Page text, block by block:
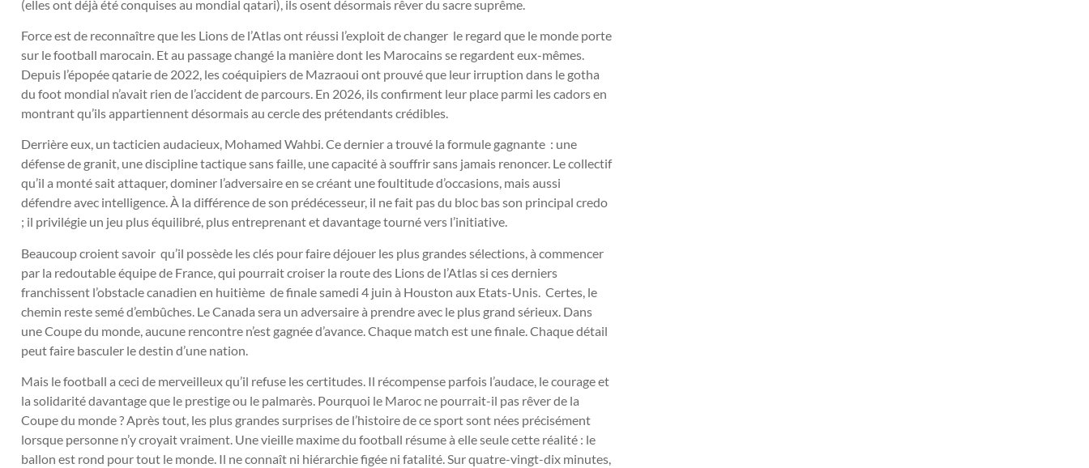
(elles ont déjà été conquises au mondial qatari), ils osent désormais rêver du sacre suprême.
Force est de reconnaître que les Lions de l’Atlas ont réussi l’exploit de changer le regard que le monde porte
sur le football marocain. Et au passage changé la manière dont les Marocains se regardent eux-mêmes.
Depuis l’épopée qatarie de 2022, les coéquipiers de Mazraoui ont prouvé que leur irruption dans le gotha
du foot mondial n’avait rien de l’accident de parcours. En 2026, ils confirment leur place parmi les cadors en
montrant qu’ils appartiennent désormais au cercle des prétendants crédibles.
Derrière eux, un tacticien audacieux, Mohamed Wahbi. Ce dernier a trouvé la formule gagnante : une
défense de granit, une discipline tactique sans faille, une capacité à souffrir sans jamais renoncer. Le collectif
qu’il a monté sait attaquer, dominer l’adversaire en se créant une foultitude d’occasions, mais aussi
défendre avec intelligence. À la différence de son prédécesseur, il ne fait pas du bloc bas son principal credo
; il privilégie un jeu plus équilibré, plus entreprenant et davantage tourné vers l’initiative.
Beaucoup croient savoir qu’il possède les clés pour faire déjouer les plus grandes sélections, à commencer
par la redoutable équipe de France, qui pourrait croiser la route des Lions de l’Atlas si ces derniers
franchissent l’obstacle canadien en huitième de finale samedi 4 juin à Houston aux Etats-Unis. Certes, le
chemin reste semé d’embûches. Le Canada sera un adversaire à prendre avec le plus grand sérieux. Dans
une Coupe du monde, aucune rencontre n’est gagnée d’avance. Chaque match est une finale. Chaque détail
peut faire basculer le destin d’une nation.
Mais le football a ceci de merveilleux qu’il refuse les certitudes. Il récompense parfois l’audace, le courage et
la solidarité davantage que le prestige ou le palmarès. Pourquoi le Maroc ne pourrait-il pas rêver de la
Coupe du monde ? Après tout, les plus grandes surprises de l’histoire de ce sport sont nées précisément
lorsque personne n’y croyait vraiment. Une vieille maxime du football résume à elle seule cette réalité : le
ballon est rond pour tout le monde. Il ne connaît ni hiérarchie figée ni fatalité. Sur quatre-vingt-dix minutes,